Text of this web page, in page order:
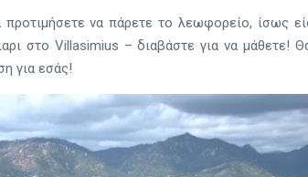
να πάρετε το λεωφορείο, ίσως
στο Villasimius – διαβάστε για να μάθετε!
για εσάς!